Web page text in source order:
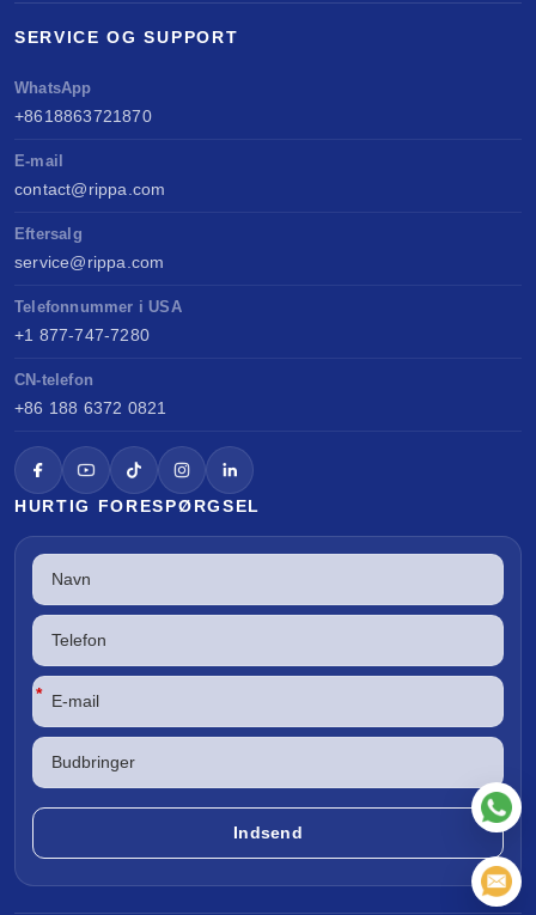
SERVICE OG SUPPORT
WhatsApp
+8618863721870
E-mail
contact@rippa.com
Eftersalg
service@rippa.com
Telefonnummer i USA
+1 877-747-7280
CN-telefon
+86 188 6372 0821
HURTIG FORESPØRGSEL
*